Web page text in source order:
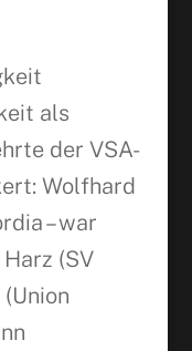
als
der VSA-
Wolfhard
– war
(SV